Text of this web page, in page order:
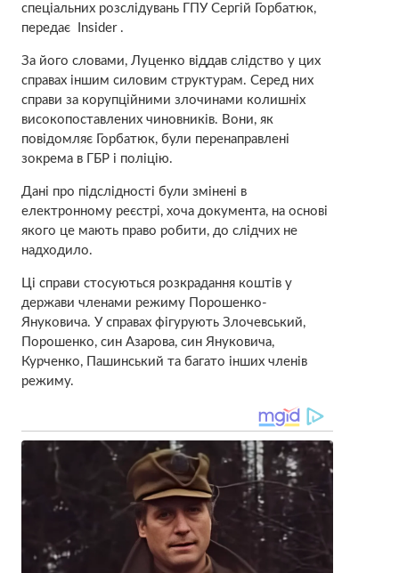
спеціальних розслідувань ГПУ Сергій Горбатюк,
передає Insider .
За його словами, Луценко віддав слідство у цих
справах іншим силовим структурам. Серед них
справи за корупційними злочинами колишніх
високопоставлених чиновників. Вони, як
повідомляє Горбатюк, були перенаправлені
зокрема в ГБР і поліцію.
Дані про підслідності були змінені в
електронному реєстрі, хоча документа, на основі
якого це мають право робити, до слідчих не
надходило.
Ці справи стосуються розкрадання коштів у
держави членами режиму Порошенко-
Януковича. У справах фігурують Злочевський,
Порошенко, син Азарова, син Януковича,
Курченко, Пашинський та багато інших членів
режиму.